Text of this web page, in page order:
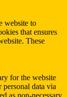
website to
that ensures
These
for the website
data via
as non-necessary